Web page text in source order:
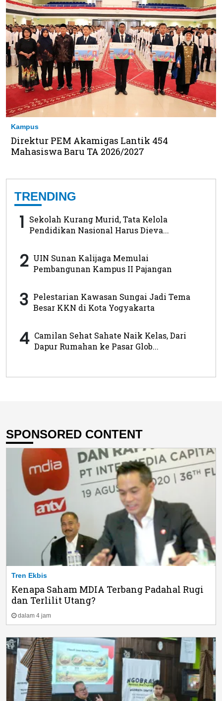
Kampus
Direktur PEM Akamigas Lantik 454
Mahasiswa Baru TA 2026/2027
TRENDING
1 Sekolah Kurang Murid, Tata Kelola
Pendidikan Nasional Harus Dieva...
2 UIN Sunan Kalijaga Memulai
Pembangunan Kampus II Pajangan
3 Pelestarian Kawasan Sungai Jadi Tema
Besar KKN di Kota Yogyakarta
4 Camilan Sehat Sahate Naik Kelas, Dari
Dapur Rumahan ke Pasar Glob...
SPONSORED CONTENT
Tren Ekbis
Kenapa Saham MDIA Terbang Padahal Rugi
dan Terlilit Utang?
dalam 4 jam